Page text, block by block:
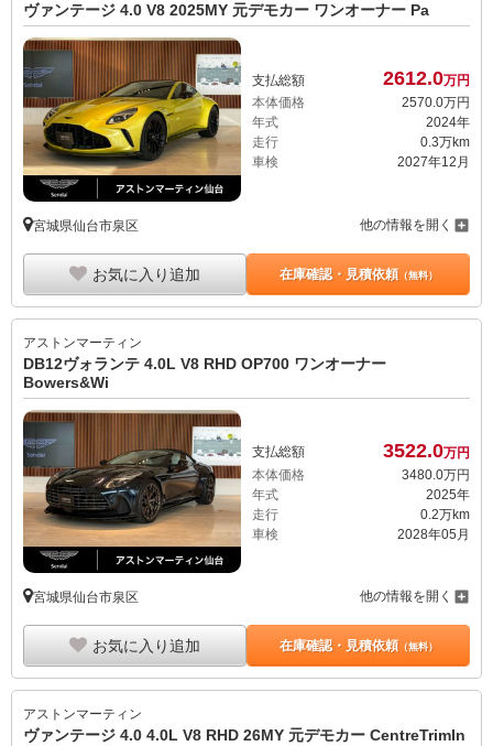
ヴァンテージ 4.0 V8 2025MY 元デモカー ワンオーナー Pa
支払総額 2612.0万円
本体価格
2570.0万円
年式
2024年
走行
0.3万km
車検
2027年12月
宮城県仙台市泉区 他の情報を開く
お気に入り追加 在庫確認・見積依頼（無料）
アストンマーティン
DB12ヴォランテ 4.0L V8 RHD OP700 ワンオーナー
Bowers&Wi
支払総額 3522.0万円
本体価格
3480. 0万円
年式
2025年
走行
0.2万km
車検
2028年05月
宮城県仙台市泉区 他の情報を開く
お気に入り追加 在庫確認・見積依頼（無料）
アストンマーティン
ヴァンテージ 4.0 4.0L V8 RHD 26MY 元デモカー CentreTrimIn